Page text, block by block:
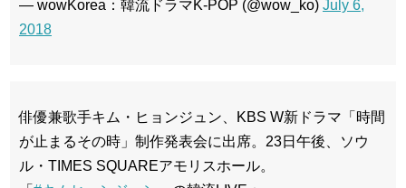
— wowKorea：韓流ドラマK-POP (@wow_ko) July 6,
2018
俳優兼歌手キム・ヒョンジュン、KBS W新ドラマ「時間
が止まるその時」制作発表会に出席。23日午後、ソウ
ル・TIMES SQUAREアモリスホール。